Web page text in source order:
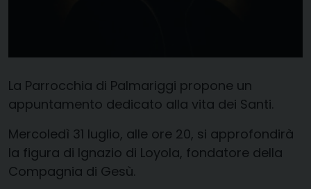
La Parrocchia di Palmariggi propone un
appuntamento dedicato alla vita dei Santi.
Mercoledì 31 luglio, alle ore 20, si approfondirà
la figura di Ignazio di Loyola, fondatore della
Compagnia di Gesù.